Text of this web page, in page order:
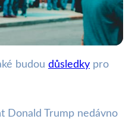
Jaké
USA a
budou důsledky pro
Donald Trump nedávno